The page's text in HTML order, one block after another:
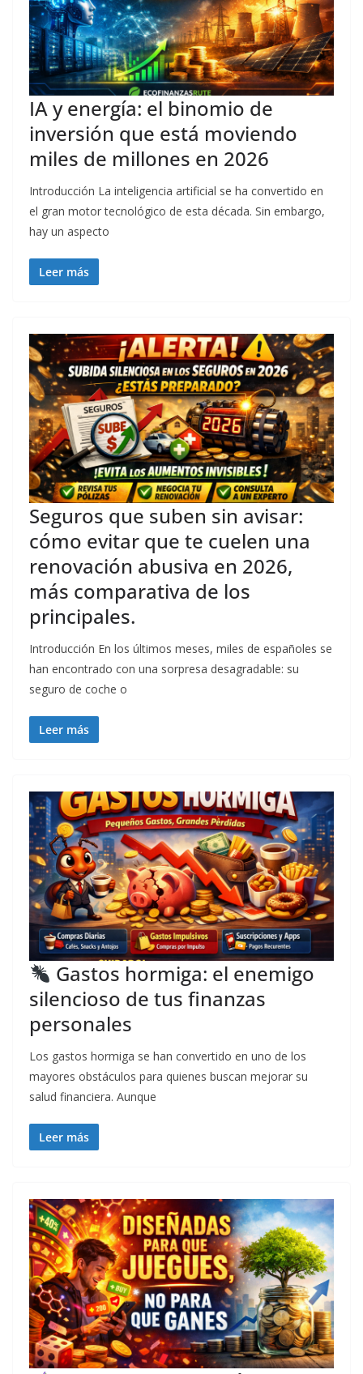
IA y energía: el binomio de
inversión que está moviendo
miles de millones en 2026
Introducción La inteligencia artificial se ha convertido en
el gran motor tecnológico de esta década. Sin embargo,
hay un aspecto
Leer más
Seguros que suben sin avisar:
cómo evitar que te cuelen una
renovación abusiva en 2026,
más comparativa de los
principales.
Introducción En los últimos meses, miles de españoles se
han encontrado con una sorpresa desagradable: su
seguro de coche o
Leer más
Gastos hormiga: el enemigo
silencioso de tus finanzas
personales
Los gastos hormiga se han convertido en uno de los
mayores obstáculos para quienes buscan mejorar su
salud financiera. Aunque
Leer más